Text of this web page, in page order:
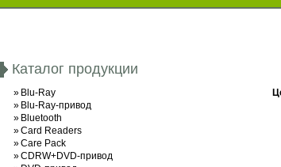
Каталог продукции
» Blu-Ray
» Blu-Ray-привод
» Bluetooth
»Card Readers
»Care Pack
»CDRW+DVD-привод